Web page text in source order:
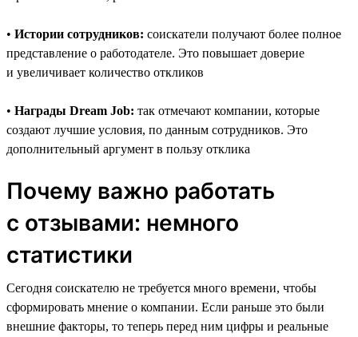
• Истории сотрудников: соискатели получают более полное
представление о работодателе. Это повышает доверие
и увеличивает количество откликов
• Награды Dream Job: так отмечают компании, которые
создают лучшие условия, по данным сотрудников. Это
дополнительный аргумент в пользу отклика
Почему важно работать
с отзывами: немного
статистики
Сегодня соискателю не требуется много времени, чтобы
сформировать мнение о компании. Если раньше это были
внешние факторы, то теперь перед ним цифры и реальные